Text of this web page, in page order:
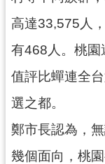
站
安
全
政
策
政
府
網
高達33,575人
有468人。桃園
值評比蟬連全
選之都。
鄭市長認為，
幾個面向，桃